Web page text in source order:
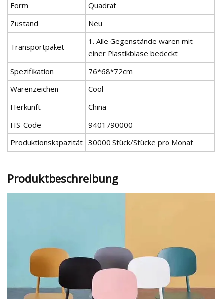
Form
Quadrat
Zustand
Neu
Transportpaket
1. Alle Gegenstände wären mit
einer Plastikblase bedeckt
Spezifikation
76*68*72cm
Warenzeichen
Cool
Herkunft
China
HS-Code
9401790000
Produktionskapazität 30000 Stück/Stücke pro Monat
Produktbeschreibung